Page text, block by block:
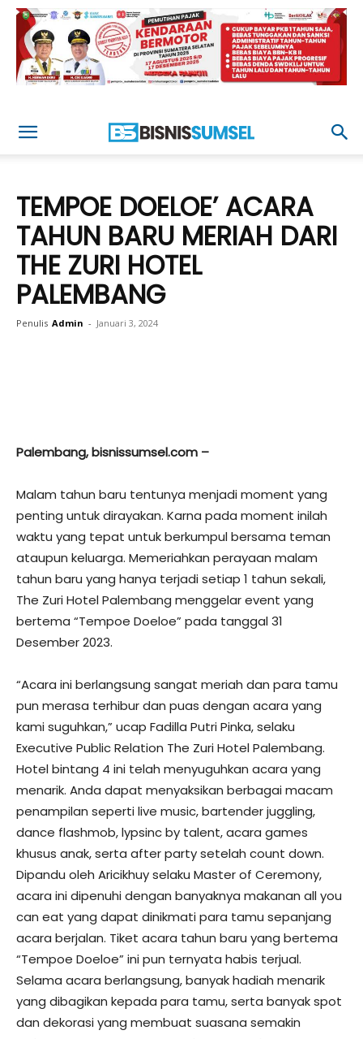
TEMPOE DOELOE’ ACARA
TAHUN BARU MERIAH DARI
THE ZURI HOTEL
PALEMBANG
Penulis Admin - Januari 3, 2024
Palembang, bisnissumsel.com –
Malam tahun baru tentunya menjadi moment yang
penting untuk dirayakan. Karna pada moment inilah
waktu yang tepat untuk berkumpul bersama teman
ataupun keluarga. Memeriahkan perayaan malam
tahun baru yang hanya terjadi setiap 1 tahun sekali,
The Zuri Hotel Palembang menggelar event yang
bertema “Tempoe Doeloe” pada tanggal 31
Desember 2023.
“Acara ini berlangsung sangat meriah dan para tamu
pun merasa terhibur dan puas dengan acara yang
kami suguhkan,” ucap Fadilla Putri Pinka, selaku
Executive Public Relation The Zuri Hotel Palembang.
Hotel bintang 4 ini telah menyuguhkan acara yang
menarik. Anda dapat menyaksikan berbagai macam
penampilan seperti live music, bartender juggling,
dance flashmob, lypsinc by talent, acara games
khusus anak, serta after party setelah count down.
Dipandu oleh Aricikhuy selaku Master of Ceremony,
acara ini dipenuhi dengan banyaknya makanan all you
can eat yang dapat dinikmati para tamu sepanjang
acara berjalan. Tiket acara tahun baru yang bertema
“Tempoe Doeloe” ini pun ternyata habis terjual.
Selama acara berlangsung, banyak hadiah menarik
yang dibagikan kepada para tamu, serta banyak spot
dan dekorasi yang membuat suasana semakin